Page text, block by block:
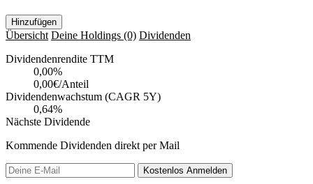
Hinzufügen
Übersicht Deine Holdings (0) Dividenden
Dividendenrendite TTM
0,00%
0,00€/Anteil
Dividendenwachstum (CAGR 5Y)
0,64%
Nächste Dividende
Kommende Dividenden direkt per Mail
Kostenlos Anmelden